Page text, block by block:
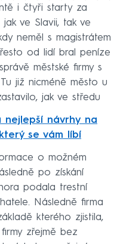
i čtyři starty za
ve Slavii, tak ve
neměl s magistrátem
od lidí bral peníze
městské firmy s
již nicméně město u
jak ve středu
nejlepší návrhy na
se vám líbí
o možném
po získání
podala trestní
Následně firma
kterého zjistila,
zřejmě bez